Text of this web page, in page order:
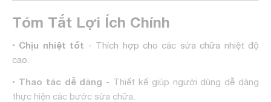
Tóm Tắt Lợi Ích Chính
• Chịu nhiệt tốt - Thích hợp cho các sửa chữa nhiệt độ
cao.
• Thao tác dễ dàng - Thiết kế giúp người dùng dễ dàng
thực hiện các bước sửa chữa.